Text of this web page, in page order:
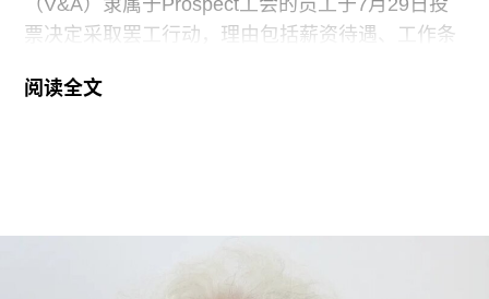
（V&A）隶属于Prospect工会的员工于7月29日投
票决定采取罢工行动，理由包括薪资待遇、工作条
地区共运营四家博物馆，包括南肯辛顿的V&A博物
藏库的员工100%投票支持罢工行动。
阅读全文